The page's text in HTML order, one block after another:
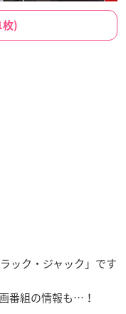
枚)
ック・ジャック」です
番組の情報も…！